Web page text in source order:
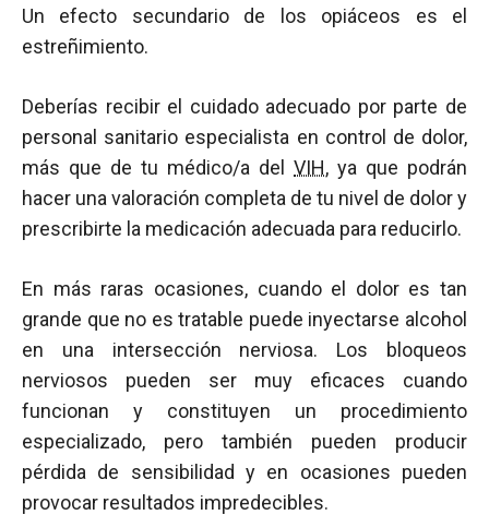
Un efecto secundario de los opiáceos es el
estreñimiento.
Deberías recibir el cuidado adecuado por parte de
personal sanitario especialista en control de dolor,
más que de tu médico/a del VIH, ya que podrán
hacer una valoración completa de tu nivel de dolor y
prescribirte la medicación adecuada para reducirlo.
En más raras ocasiones, cuando el dolor es tan
grande que no es tratable puede inyectarse alcohol
en una intersección nerviosa. Los bloqueos
nerviosos pueden ser muy eficaces cuando
funcionan y constituyen un procedimiento
especializado, pero también pueden producir
pérdida de sensibilidad y en ocasiones pueden
provocar resultados impredecibles.